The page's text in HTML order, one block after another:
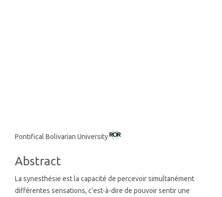
Main
Content
Pontifical Bolivarian University
Abstract
La synesthésie est la capacité de percevoir simultanément
différentes sensations, c’est-à-dire de pouvoir sentir une